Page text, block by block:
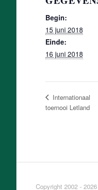
Begin:
15 juni 2018
Einde:
16 juni 2018
Internationaal
toernooi Letland
Copyright 2002 - 2026